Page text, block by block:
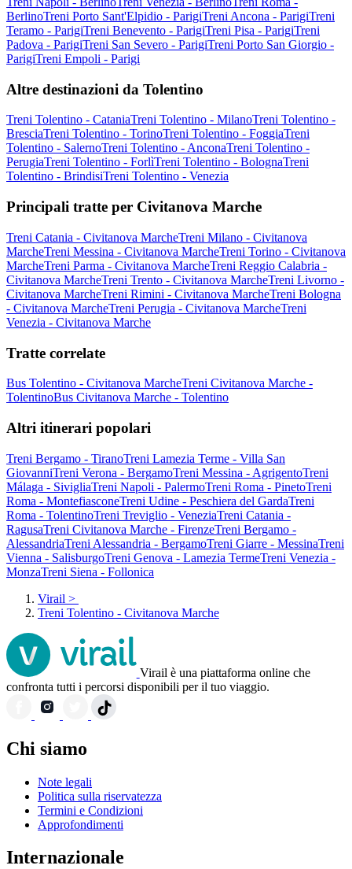
BerlinoTreni Porto Sant'Elpidio - ParigiTreni Ancona - ParigiTreni
Teramo - ParigiTreni Benevento - ParigiTreni Pisa - ParigiTreni
Padova - ParigiTreni San Severo - ParigiTreni Porto San Giorgio -
ParigiTreni Empoli - Parigi
Altre destinazioni da Tolentino
Treni Tolentino - CataniaTreni Tolentino - MilanoTreni Tolentino -
BresciaTreni Tolentino - TorinoTreni Tolentino - FoggiaTreni
Tolentino - SalernoTreni Tolentino - AnconaTreni Tolentino -
PerugiaTreni Tolentino - ForlìTreni Tolentino - BolognaTreni
Tolentino - BrindisiTreni Tolentino - Venezia
Principali tratte per Civitanova Marche
Treni Catania - Civitanova MarcheTreni Milano - Civitanova
MarcheTreni Messina - Civitanova MarcheTreni Torino - Civitanova
MarcheTreni Parma - Civitanova MarcheTreni Reggio Calabria -
Civitanova MarcheTreni Trento - Civitanova MarcheTreni Livorno -
Civitanova MarcheTreni Rimini - Civitanova MarcheTreni Bologna
- Civitanova MarcheTreni Perugia - Civitanova MarcheTreni
Venezia - Civitanova Marche
Tratte correlate
Bus Tolentino - Civitanova MarcheTreni Civitanova Marche -
TolentinoBus Civitanova Marche - Tolentino
Altri itinerari popolari
Treni Bergamo - TiranoTreni Lamezia Terme - Villa San
GiovanniTreni Verona - BergamoTreni Messina - AgrigentoTreni
Málaga - SivigliaTreni Napoli - PalermoTreni Roma - PinetoTreni
Roma - MontefiasconeTreni Udine - Peschiera del GardaTreni
Roma - TolentinoTreni Treviglio - VeneziaTreni Catania -
RagusaTreni Civitanova Marche - FirenzeTreni Bergamo -
AlessandriaTreni Alessandria - BergamoTreni Giarre - MessinaTreni
Vienna - SalisburgoTreni Genova - Lamezia TermeTreni Venezia -
MonzaTreni Siena - Follonica
Virail >
Treni Tolentino - Civitanova Marche
Virail è una piattaforma online che
confronta tutti i percorsi disponibili per il tuo viaggio.
Chi siamo
Note legali
Politica sulla riservatezza
Termini e Condizioni
Approfondimenti
Internazionale